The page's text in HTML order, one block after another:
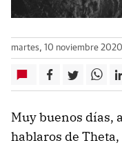
martes, 10 noviembre
Muy buenos días,
hablaros de